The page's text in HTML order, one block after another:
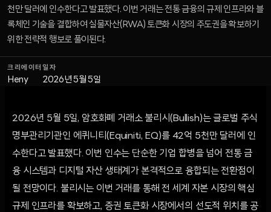
천만 달러에 인수한다고 발표했다. 이번 거래는 전통 금융의 규제 인프라와 블
록체인 기술을 결합하여 실물자산(RWA) 토큰화 시장의 주도권을 확보하기
위한 전략적 행보로 풀이된다.
크리에이터
Heny
일자
2026년 5월 5일
2026년 5월 5일, 암호화폐 거래소 불리시(Bullish)는 글로벌 주식
명부관리기관인 에퀴니티(Equiniti, EQ)를 42억 5천만 달러에 인
수한다고 발표했다. 이번 인수는 단순한 기업 합병을 넘어 전통 금
융 시스템과 디지털 자산 생태계가 본격적으로 융합되는 전환점이
될 전망이다. 불리시는 이번 거래를 통해 전 세계 자본 시장의 핵심
규제 인프라를 확보하고, 증권 토큰화 시장에서의 선도적 위치를 공